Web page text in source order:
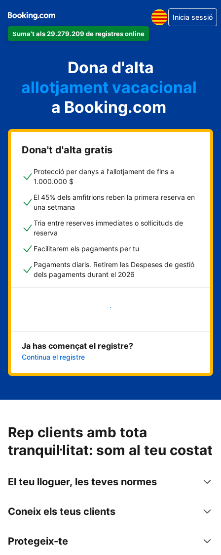
Suma't als 29.279.209 de registres online
Inicia sessió
Dona d'alta
un apartament
un hotel
allotjament vacacional
un hostal
una casa rural
a Booking.com
Dona't d'alta gratis
Protecció per danys a l'allotjament de fins a
1.000.000 $
El 45% dels amfitrions reben la primera reserva en
una setmana
Tria entre reserves immediates o sol·licituds de
reserva
Facilitarem els pagaments per tu
Pagaments diaris. Retirem les Despeses de gestió
dels pagaments durant el 2026
Comença ara
Ja has començat el registre?
Continua el registre
Rep clients amb tota
tranquil·litat: som al teu costat
El teu lloguer, les teves normes
Coneix els teus clients
Protegeix-te